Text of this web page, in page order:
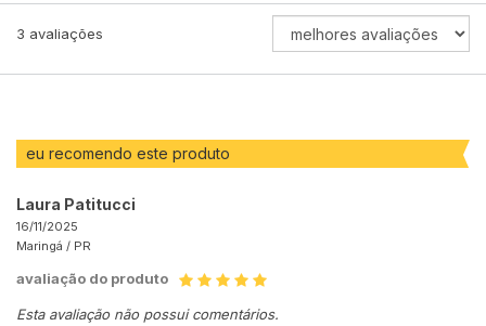
3 avaliações
ORDENAR
eu recomendo este produto
Laura Patitucci
16/11/2025
Maringá / PR
avaliação do produto
Esta avaliação não possui comentários.